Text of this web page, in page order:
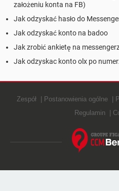
założeniu konta na FB)
Jak odzyskać hasło do
Jak odzyskać konto na badoo
Jak zrobić ankietę na
Jak odzyskac konto olx po
Zespół Postanowienia ogólne
Regulamin